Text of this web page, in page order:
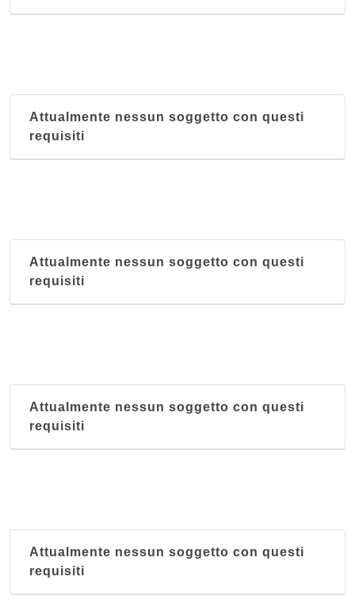
Attualmente nessun soggetto con questi
requisiti
Attualmente nessun soggetto con questi
requisiti
Attualmente nessun soggetto con questi
requisiti
Attualmente nessun soggetto con questi
requisiti